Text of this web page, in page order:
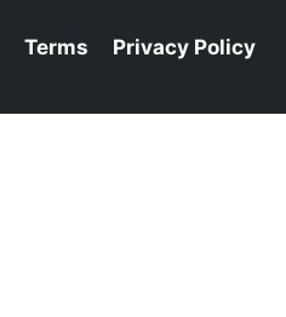
Terms Privacy Policy